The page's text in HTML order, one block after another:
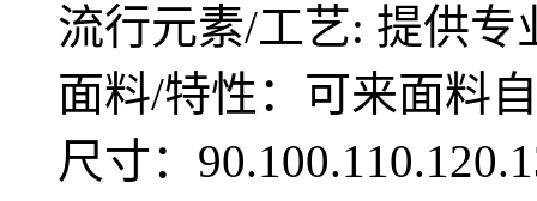
流行元素/工艺: 提供专
面料/特性：可来面料
尺寸：